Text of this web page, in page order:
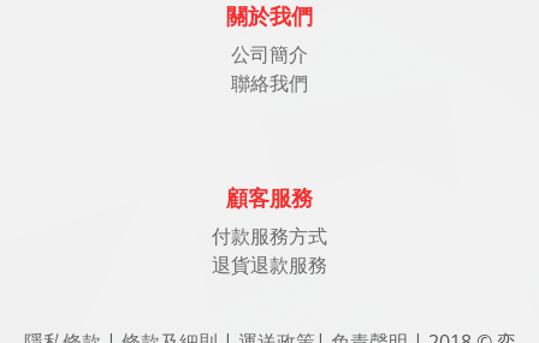
關於我們
公司簡介
聯絡我們
顧客服務
付款服務方式
退貨退款服務